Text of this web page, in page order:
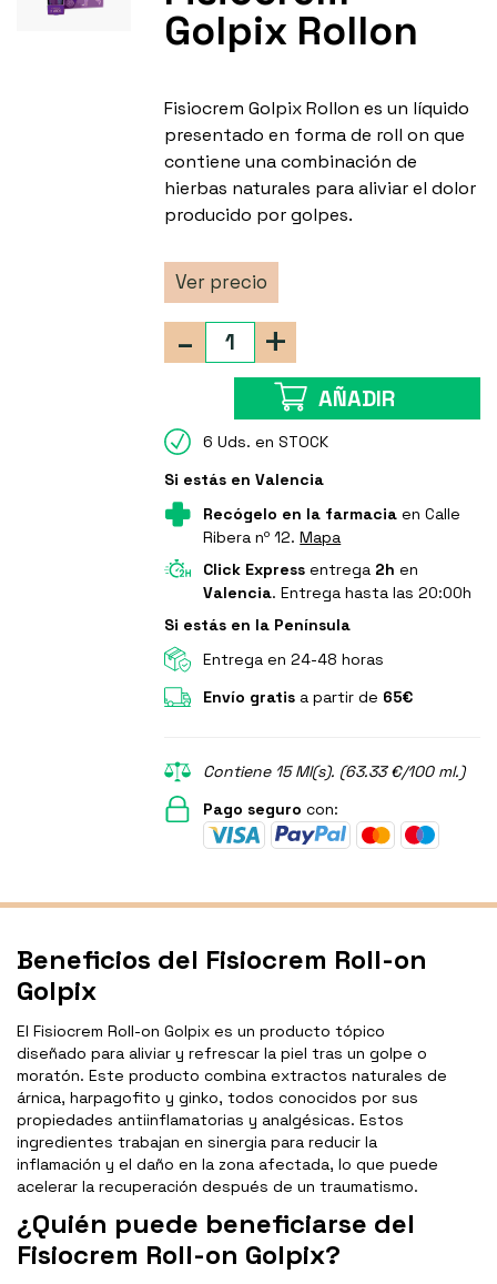
Golpix Rollon
Fisiocrem Golpix Rollon es un líquido
presentado en forma de roll on que
contiene una combinación de
hierbas naturales para aliviar el dolor
producido por golpes.
Ver precio
+
-
AÑADIR
6 Uds. en STOCK
Si estás en Valencia
Recógelo en la farmacia en Calle
Ribera nº 12.Mapa
Click Express entrega 2h en
Valencia. Entrega hasta las 20:00h
Si estás en la Península
Entrega en 24-48 horas
Envío gratis a partir de 65€
Contiene 15 Ml(s). (63.33 €/100 ml.)
Pago seguro con:
Beneficios del Fisiocrem Roll-on
Golpix
El Fisiocrem Roll-on Golpix es un producto tópico
diseñado para aliviar y refrescar la piel tras un golpe o
moratón. Este producto combina extractos naturales de
árnica, harpagofito y ginko, todos conocidos por sus
propiedades antiinflamatorias y analgésicas. Estos
ingredientes trabajan en sinergia para reducir la
inflamación y el daño en la zona afectada, lo que puede
acelerar la recuperación después de un traumatismo.
¿Quién puede beneficiarse del
Fisiocrem Roll-on Golpix?